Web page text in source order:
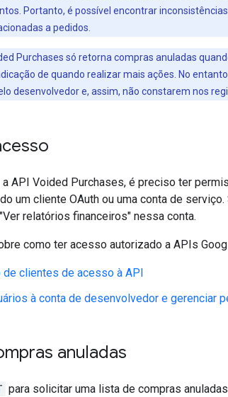
Portanto, é possível encontrar
a pedidos.
Purchases só retorna compras anuladas
de quando realizar mais ações. No
desenvolvedor e, assim, não constarem nos
a API Voided Purchases, é preciso ter
um cliente OAuth ou uma conta de
relatórios financeiros" nessa conta.
como ter acesso autorizado a APIs
de clientes de acesso à API
à conta de desenvolvedor e gerenciar
anuladas
para solicitar uma lista de compras